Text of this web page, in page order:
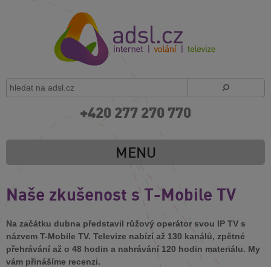
+420 277 270 770
MENU
Naše zkušenost s T-Mobile TV
Na začátku dubna představil růžový operátor svou IP TV s
názvem T-Mobile TV. Televize nabízí až 130 kanálů, zpětné
přehrávání až o 48 hodin a nahrávání 120 hodin materiálu. My
vám přinášíme recenzi.